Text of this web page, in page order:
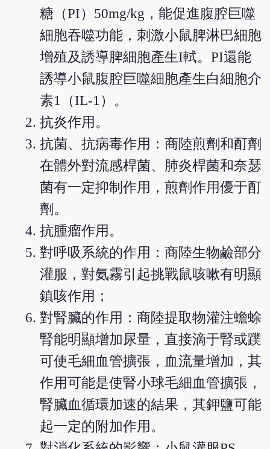
糖（PI）50mg/kg，能促進腹腔巨噬
細胞吞噬功能，刺激小鼠脾淋巴細胞
增殖及誘導脾細胞產生I軾。PI還能
誘導小鼠腹腔巨噬細胞產生白細胞介
素1（IL-1）。
抗炎作用。
抗菌、抗病毒作用：商陸煎劑和酊劑
在體外對流感桿菌、肺炎桿菌和奈瑟
菌有一定抑制作用，煎劑作用優于酊
劑。
抗腫瘤作用。
對呼吸系統的作用：商陸生物鹼部分
灌服，對氨霧引起挑戰鼠咳嗽有明顯
鎮咳作用；
對腎臟的作用：商陸提取物灌注蟾蜍
腎能明顯增加尿量，直接滴于腎或蹼
可使毛細血管擴張，血流量增加，其
作用可能是使腎小球毛細血管擴張，
腎臟血循環加速的結果，其鉀鹽可能
起一定的附加作用。